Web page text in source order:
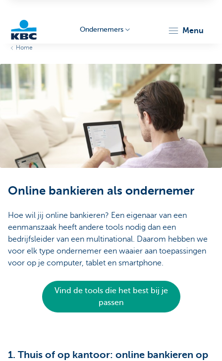
Ondernemers
Ondernemers menu
Home
Online bankieren als ondernemer
Hoe wil jij online bankieren? Een eigenaar van een
eenmanszaak heeft andere tools nodig dan een
bedrijfsleider van een multinational. Daarom hebben we
voor elk type ondernemer een waaier aan toepassingen
voor op je computer, tablet en smartphone.
Vind de tools die het best bij je
passen
1. Thuis of op kantoor: online bankieren op